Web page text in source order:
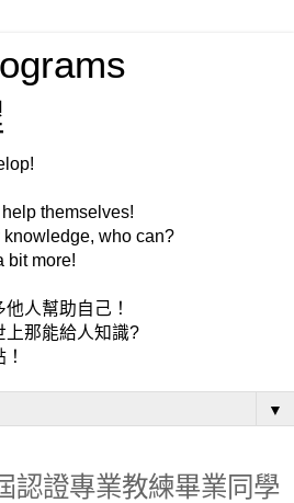
themselves!
who can?
bit more!
人幫助自己！
上那能給人知識?
▼
認證專業教練畢業同學